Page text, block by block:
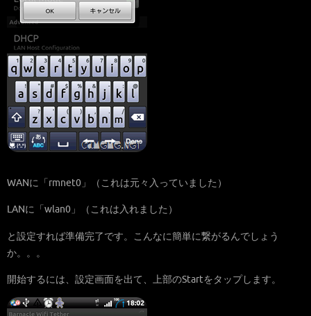
WANに「rmnet0」（これは元々入っていました）
LANに「wlan0」（これは入れました）
と設定すれば準備完了です。こんなに簡単に繋がるんでしょう
か。。。
開始するには、設定画面を出て、上部のStartをタップします。